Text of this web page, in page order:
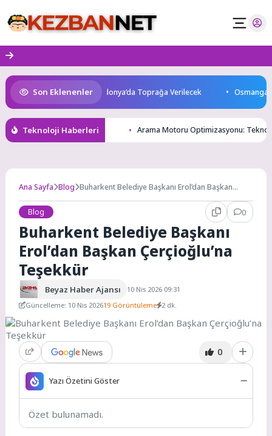
to
content
Son Eklenenler
Kaybetti: Kuzey Makedonya’da Toprağa Verilecek
Teknoloji Haberleri Arama Motoru Optimizasyonu:
Ana Sayfa Blog Buharkent Belediye Başkanı Erol’dan Başkan
Blog
0
Buharkent Belediye Başkanı
Erol’dan Başkan Çerçioğlu’na
Teşekkür
Beyaz Haber Ajansı
10 Nis 2026 09:31
Güncelleme: 10 Nis 202619 Görüntüleme 2 dk.
0
Yazı Özetini Göster
Özet bulunamadı.